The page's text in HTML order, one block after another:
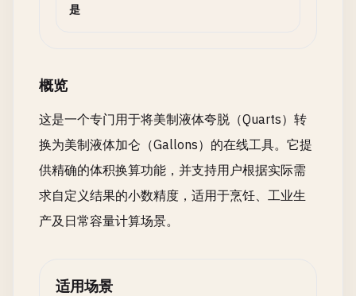
是
概览
这是一个专门用于将美制液体夸脱（Quarts）转
换为美制液体加仑（Gallons）的在线工具。它提
供精确的体积换算功能，并支持用户根据实际需
求自定义结果的小数精度，适用于烹饪、工业生
产及日常容量计算场景。
适用场景